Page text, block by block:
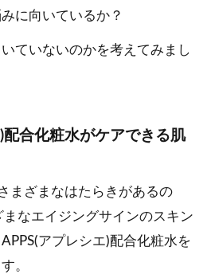
に向いているか？
ていないのかを考えてみまし
合化粧水がケアできる肌
まざまなはたらきがあるの
なエイジングサインのスキン
アプレシエ)配合化粧水を
。